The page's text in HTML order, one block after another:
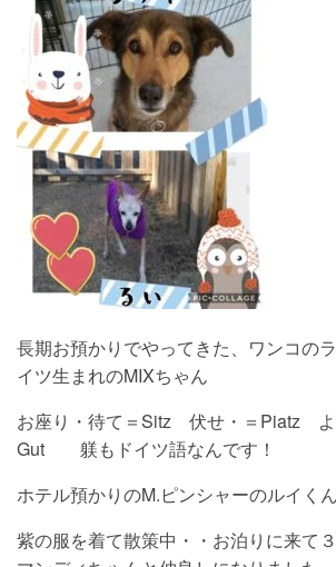
会社概要
長期お預かりでやってきた、ワンコの
イツ生まれのMIXちゃん
お座り・待て＝Sitz 伏せ・＝Piatz よ
Gut 躾もドイツ語なんです！
ホテル預かりのM.ピンシャーのルイくん
紫の服を着て散策中・・お泊りに来て